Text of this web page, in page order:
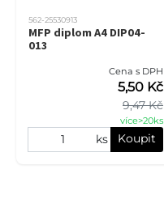
562-25530913
MFP diplom A4 DIP04-
013
Cena s DPH
9,47 Kč
5,50 Kč
více>20ks
ks Koupit